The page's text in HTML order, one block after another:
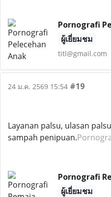
Pornografi
ผู้เยี่ยมชม
titl@gmail.com
24 ม.ค. 2569 15:54 #19
Layanan palsu, ulasan
sampah penipuan.
Pornografi
ผู้เยี่ยมชม